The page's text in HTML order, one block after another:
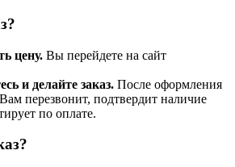
цену. Вы перейдете на сайт
и делайте заказ. После оформления
перезвонит, подтвердит наличие
по оплате.